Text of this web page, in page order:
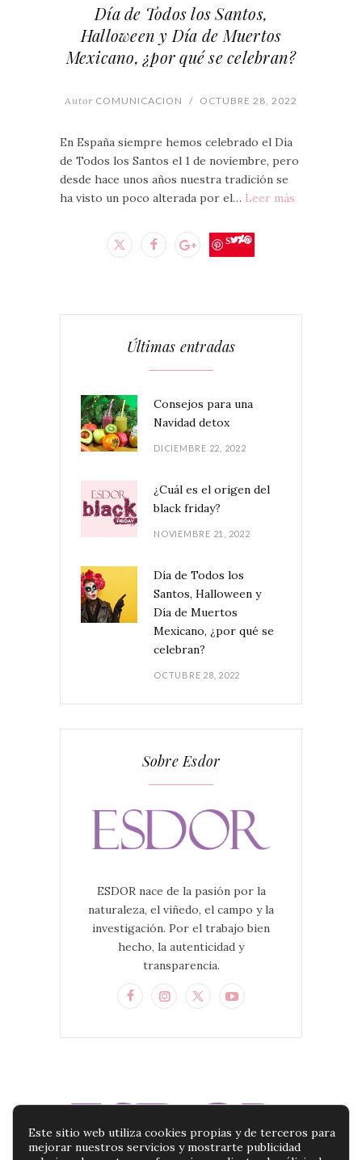
Día de Todos los Santos,
Halloween y Día de Muertos
Mexicano, ¿por qué se celebran?
Autor COMUNICACION / OCTUBRE 28, 2022
En España siempre hemos celebrado el Día
de Todos los Santos el 1 de noviembre, pero
desde hace unos años nuestra tradición se
ha visto un poco alterada por el… Leer más
Save
Últimas entradas
Consejos para una
Navidad detox
DICIEMBRE 22, 2022
¿Cuál es el origen del
black friday?
NOVIEMBRE 21, 2022
Día de Todos los
Santos, Halloween y
Día de Muertos
Mexicano, ¿por qué se
celebran?
OCTUBRE 28, 2022
Sobre Esdor
ESDOR nace de la pasión por la
naturaleza, el viñedo, el campo y la
investigación. Por el trabajo bien
hecho, la autenticidad y
transparencia.
Este sitio web utiliza cookies propias y de terceros para
mejorar nuestros servicios y mostrarte publicidad